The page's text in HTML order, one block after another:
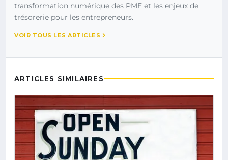
transformation numérique des PME et les enjeux de
trésorerie pour les entrepreneurs.
VOIR TOUS LES ARTICLES
ARTICLES SIMILAIRES